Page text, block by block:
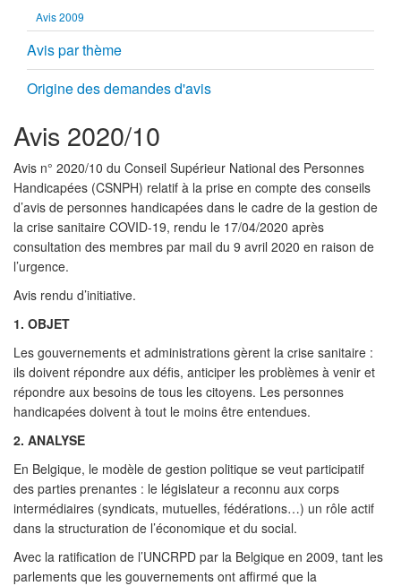
Avis 2009
Avis par thème
Origine des demandes d'avis
Avis 2020/10
Avis n° 2020/10 du Conseil Supérieur National des Personnes
Handicapées (CSNPH) relatif à la prise en compte des conseils
d’avis de personnes handicapées dans le cadre de la gestion de
la crise sanitaire COVID-19, rendu le 17/04/2020 après
consultation des membres par mail du 9 avril 2020 en raison de
l’urgence.
Avis rendu d’initiative.
1. OBJET
Les gouvernements et administrations gèrent la crise sanitaire :
ils doivent répondre aux défis, anticiper les problèmes à venir et
répondre aux besoins de tous les citoyens. Les personnes
handicapées doivent à tout le moins être entendues.
2. ANALYSE
En Belgique, le modèle de gestion politique se veut participatif
des parties prenantes : le législateur a reconnu aux corps
intermédiaires (syndicats, mutuelles, fédérations…) un rôle actif
dans la structuration de l’économique et du social.
Avec la ratification de l’UNCRPD par la Belgique en 2009, tant les
parlements que les gouvernements ont affirmé que la